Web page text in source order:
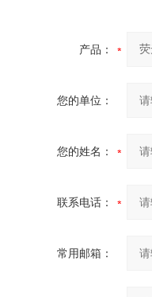
产品：
您的单位：
您的姓名：
联系电话：
常用邮箱：